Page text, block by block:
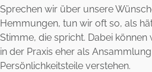
Sprechen wir über unsere
Hemmungen, tun wir oft so, als
Stimme, die spricht. Dabei
in der Praxis eher als
Persönlichkeitsteile verstehen.